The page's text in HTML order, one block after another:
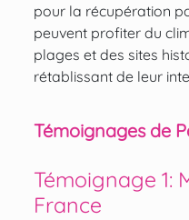
pour la récupération
peuvent profiter du
plages et des sites
rétablissant de leur
Témoignages de
Témoignage 1:
France